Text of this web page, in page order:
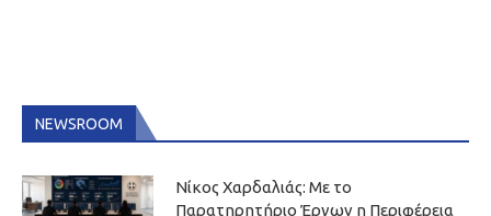
NEWSROOM
Νίκος Χαρδαλιάς: Με το
Παρατηρητήριο Έργων η Περιφέρεια